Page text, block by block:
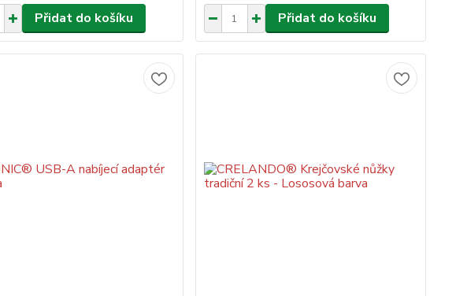
Přidat do košíku Přidat do košíku